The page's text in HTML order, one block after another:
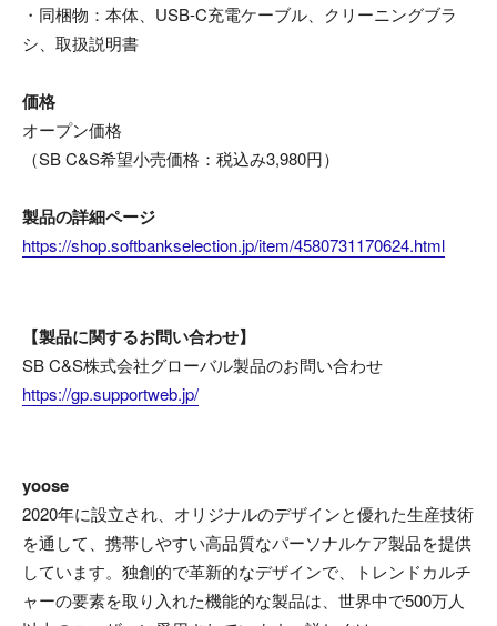
・同梱物：本体、USB-C充電ケーブル、クリーニングブラ
シ、取扱説明書
価格
オープン価格
（SB C&S希望小売価格：税込み3,980円）
製品の詳細ページ
https://shop.softbankselection.jp/item/4580731170624.html
【製品に関するお問い合わせ】
SB C&S株式会社グローバル製品のお問い合わせ
https://gp.supportweb.jp/
yoose
2020年に設立され、オリジナルのデザインと優れた生産技術
を通して、携帯しやすい高品質なパーソナルケア製品を提供
しています。独創的で革新的なデザインで、トレンドカルチ
ャーの要素を取り入れた機能的な製品は、世界中で500万人